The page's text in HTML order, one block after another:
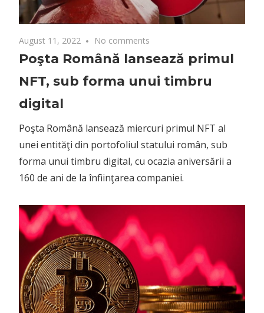
August 11, 2022 No comments
Poşta Română lansează primul
NFT, sub forma unui timbru
digital
Poşta Română lansează miercuri primul NFT al
unei entităţi din portofoliul statului român, sub
forma unui timbru digital, cu ocazia aniversării a
160 de ani de la înfiinţarea companiei.